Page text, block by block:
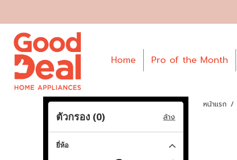
Home Pro of the Month
หน้าแรก
ตัวกรอง (0) ล้าง
ยี่ห้อ